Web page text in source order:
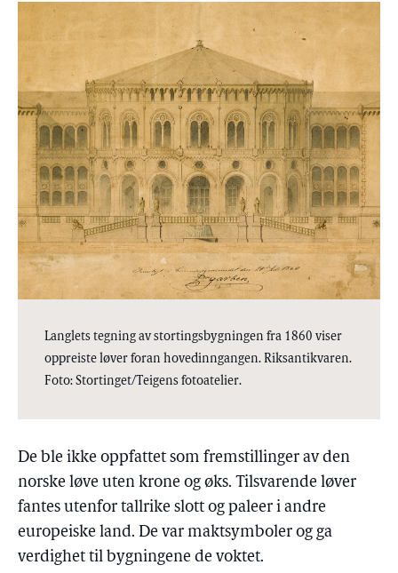
Langlets tegning av stortingsbygningen fra 1860 viser
oppreiste løver foran hovedinngangen. Riksantikvaren.
Foto: Stortinget/Teigens fotoatelier.
De ble ikke oppfattet som fremstillinger av den
norske løve uten krone og øks. Tilsvarende løver
fantes utenfor tallrike slott og paleer i andre
europeiske land. De var maktsymboler og ga
verdighet til bygningene de voktet.